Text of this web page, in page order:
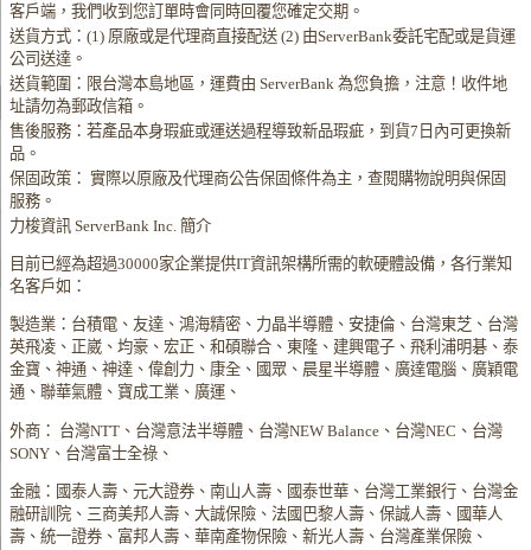
客戶端，我們收到您訂單時會同時回覆您確定交期。
送貨方式：(1) 原廠或是代理商直接配送 (2) 由ServerBank委託宅配或是貨運
公司送達。
送貨範圍：限台灣本島地區，運費由 ServerBank 為您負擔，注意！收件地
址請勿為郵政信箱。
售後服務：若產品本身瑕疵或運送過程導致新品瑕疵，到貨7日內可更換新
品。
保固政策： 實際以原廠及代理商公告保固條件為主，查閱購物說明與保固
服務。
力梭資訊 ServerBank Inc. 簡介
目前已經為超過30000家企業提供IT資訊架構所需的軟硬體設備，各行業知
名客戶如：
製造業：台積電、友達、鴻海精密、力晶半導體、安捷倫、台灣東芝、台灣
英飛凌、正崴、均豪、宏正、和碩聯合、東隆、建興電子、飛利浦明碁、泰
金寶、神通、神達、偉創力、康全、國眾、晨星半導體、廣達電腦、廣穎電
通、聯華氣體、寶成工業、廣運、
外商： 台灣NTT、台灣意法半導體、台灣NEW Balance、台灣NEC、台灣
SONY、台灣富士全祿、
金融：國泰人壽、元大證券、南山人壽、國泰世華、台灣工業銀行、台灣金
融研訓院、三商美邦人壽、大誠保險、法國巴黎人壽、保誠人壽、國華人
壽、統一證券、富邦人壽、華南產物保險、新光人壽、台灣產業保險、